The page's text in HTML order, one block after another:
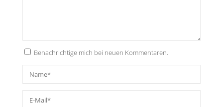
Benachrichtige mich bei neuen Kommentaren.